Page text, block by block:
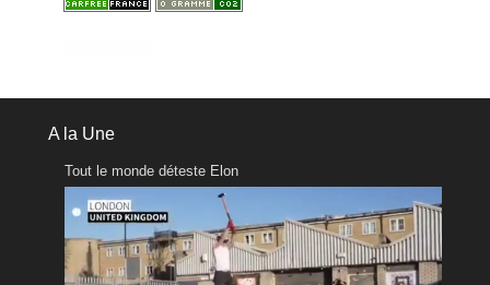
A la Une
Tout le monde déteste Elon